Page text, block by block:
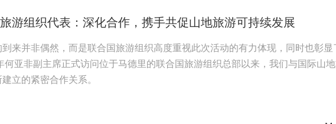
游组织代表：深化合作，携手共促山地旅游可持续发展
到来并非偶然，而是联合国旅游组织高度重视此次活动的有力体现，同时也彰显
何亚非副主席正式访问位于马德里的联合国旅游组织总部以来，我们与国际山
立的紧密合作关系。